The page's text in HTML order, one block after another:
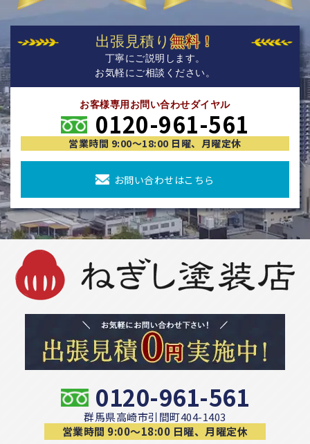
出張見積り無料！
丁寧にご説明します。
お気軽にご相談ください。
お客様専用お問い合わせダイヤル
0120-961-561
営業時間 9:00〜18:00 日曜、月曜定休
お問い合わせはこちら
0120-961-561
群馬県高崎市引間町404-1403
営業時間 9:00〜18:00 日曜、月曜定休